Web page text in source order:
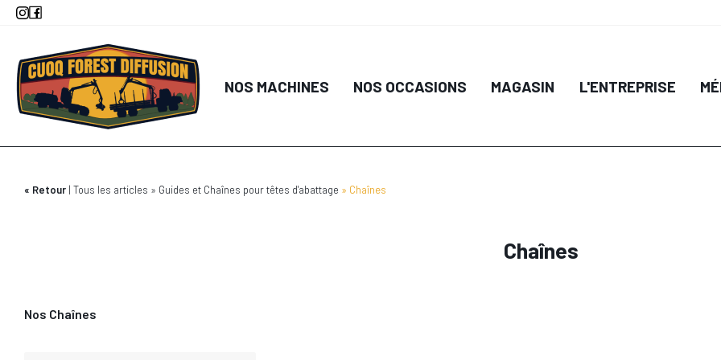
Aller
principal
NOS MACHINES NOS OCCASIONS MAGASIN L'ENTREPRISE
Retour Tous les articles Guides et Chaînes pour têtes d'abattage Chaînes
Chaînes
Nos Chaînes
AJOUTER AU PANIER AJOUTER AU PANIER